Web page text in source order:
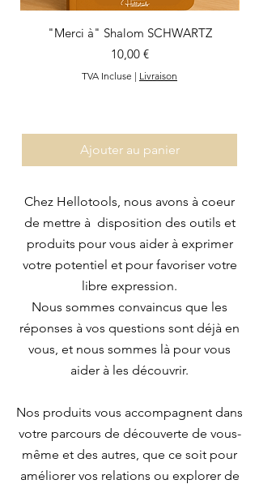
"Merci à" Shalom SCHWARTZ
Prix
10,00 €
TVA Incluse | Livraison
Ajouter au panier
Chez Hellotools, nous avons à coeur
de mettre à disposition des outils et
produits pour vous aider à exprimer
votre potentiel et pour favoriser votre
libre expression.
Nous sommes convaincus que les
réponses à vos questions sont déjà en
vous, et nous sommes là pour vous
aider à les découvrir.
Nos produits vous accompagnent dans
votre parcours de découverte de vous-
même et des autres, que ce soit pour
améliorer vos relations ou explorer de